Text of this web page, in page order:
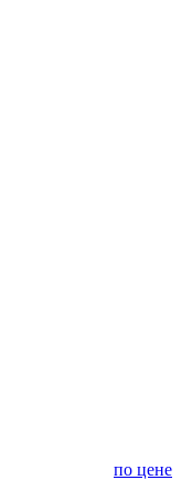
по цене